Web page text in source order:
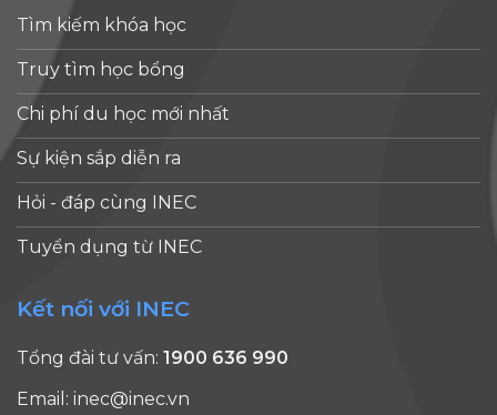
Tìm kiếm khóa học
Truy tìm học bổng
Chi phí du học mới nhất
Sự kiện sắp diễn ra
Hỏi - đáp cùng INEC
Tuyển dụng từ INEC
Kết nối với INEC
Tổng đài tư vấn: 1900 636 990
Email: inec@inec.vn